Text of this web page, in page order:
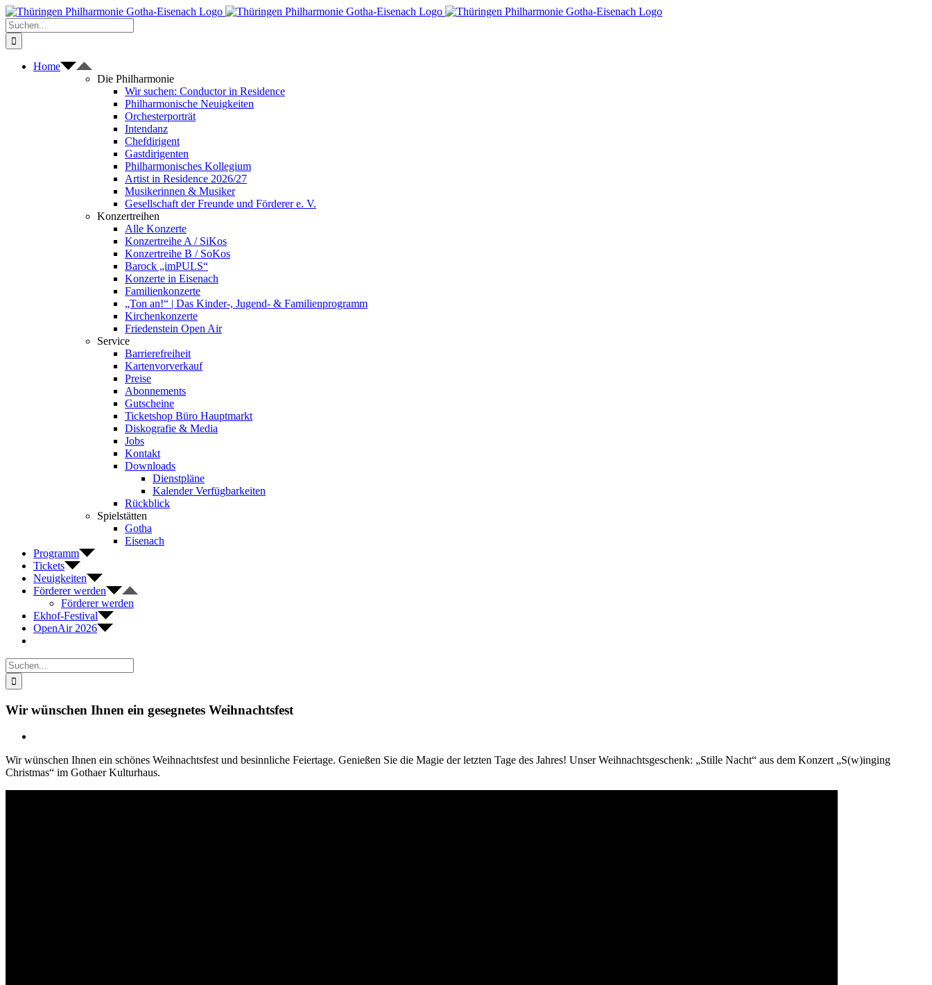
Zum
Inhalt
springen
Suche
nach:
Home
Die Philharmonie
Wir suchen: Conductor in Residence
Philharmonische Neuigkeiten
Orchesterporträt
Intendanz
Chefdirigent
Gastdirigenten
Philharmonisches Kollegium
Artist in Residence 2026/27
Musikerinnen & Musiker
Gesellschaft der Freunde und Förderer e. V.
Konzertreihen
Alle Konzerte
Konzertreihe A / SiKos
Konzertreihe B / SoKos
Barock „imPULS“
Konzerte in Eisenach
Familienkonzerte
„Ton an!“ | Das Kinder-, Jugend- & Familienprogramm
Kirchenkonzerte
Friedenstein Open Air
Service
Barrierefreiheit
Kartenvorverkauf
Preise
Abonnements
Gutscheine
Ticketshop Büro Hauptmarkt
Diskografie & Media
Jobs
Kontakt
Downloads
Dienstpläne
Kalender Verfügbarkeiten
Rückblick
Spielstätten
Gotha
Eisenach
Programm
Tickets
Neuigkeiten
Förderer werden
Förderer werden
Ekhof-Festival
OpenAir 2026
Suche
nach:
Wir wünschen Ihnen ein gesegnetes Weihnachtsfest
Bild
Wir wünschen Ihnen ein schönes Weihnachtsfest und besinnliche Feiertage. Genießen Sie die Magie der letzten Tage des Jahres! Unser Weihnachtsgeschenk: „Stille Nacht“ aus dem Konzert „S(w)inging
Christmas“ im Gothaer Kulturhaus.